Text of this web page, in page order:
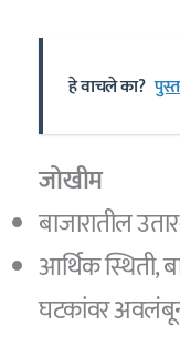
हे वाचले का?
जोखीम
बाजारातील
आर्थिक स्थिती,
घटकांवर